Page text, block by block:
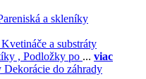
a skleníky
Kvetináče a substráty
, Podložky po ... viac
Dekorácie do záhrady